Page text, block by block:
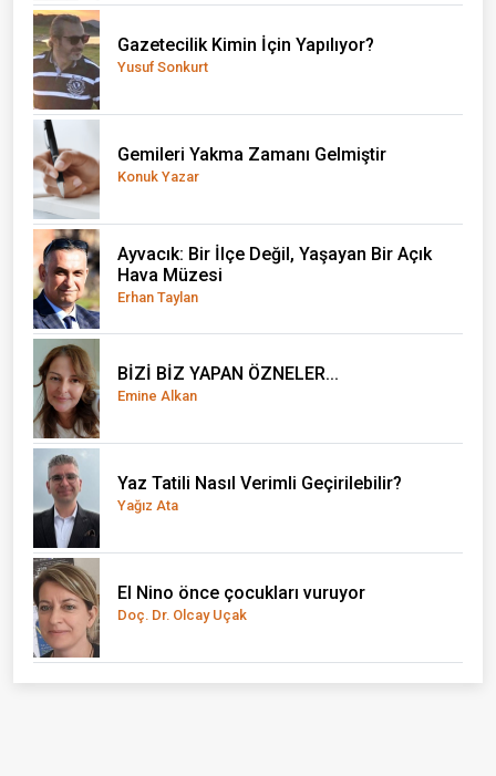
Gazetecilik Kimin İçin Yapılıyor?
Yusuf Sonkurt
Gemileri Yakma Zamanı Gelmiştir
Konuk Yazar
Ayvacık: Bir İlçe Değil, Yaşayan Bir Açık
Hava Müzesi
Erhan Taylan
BİZİ BİZ YAPAN ÖZNELER...
Emine Alkan
Yaz Tatili Nasıl Verimli Geçirilebilir?
Yağız Ata
El Nino önce çocukları vuruyor
Doç. Dr. Olcay Uçak